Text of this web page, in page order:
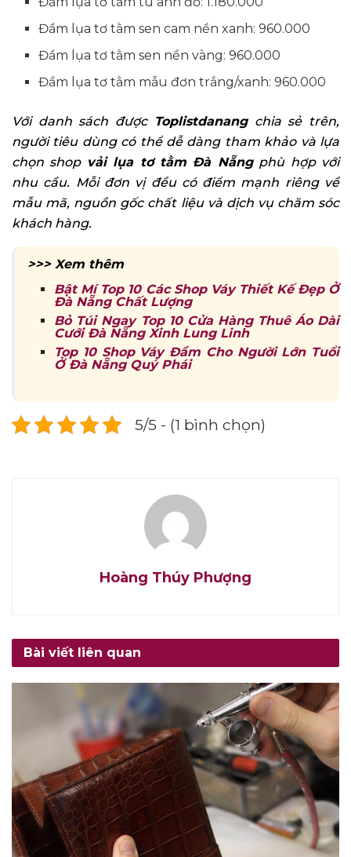
Đầm lụa tơ tằm sen cam nền xanh: 960.000
Đầm lụa tơ tằm sen nền vàng: 960.000
Đầm lụa tơ tằm mẫu đơn trắng/xanh: 960.000
Với danh sách được Toplistdanangchia sẻ trên,
người tiêu dùng có thể dễ dàng tham khảo và lựa
chọn shop vải lụa tơ tằm Đà Nẵngphù hợp với
nhu cầu. Mỗi đơn vị đều có điểm mạnh riêng về
mẫu mã, nguồn gốc chất liệu và dịch vụ chăm sóc
khách hàng.
>>> Xem thêm
Bật Mí Top 10 Các Shop Váy Thiết Kế Đẹp Ở
Đà Nẵng Chất Lượng
Bỏ Túi Ngay Top 10 Cửa Hàng Thuê Áo Dài
Cưới Đà Nẵng Xinh Lung Linh
Top 10 Shop Váy Đầm Cho Người Lớn Tuổi
Ở Đà Nẵng Quý Phái
5/5 - (1 bình chọn)
Hoàng Thúy Phượng
Bài viết liên quan